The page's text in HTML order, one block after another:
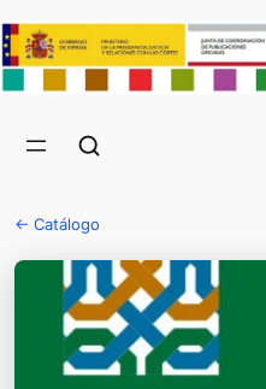
← Catálogo